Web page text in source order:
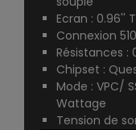
Ecran : 0.96''
Connexion
Résistances :
Chipset :
Mode : VPC/
Wattage
Tension de